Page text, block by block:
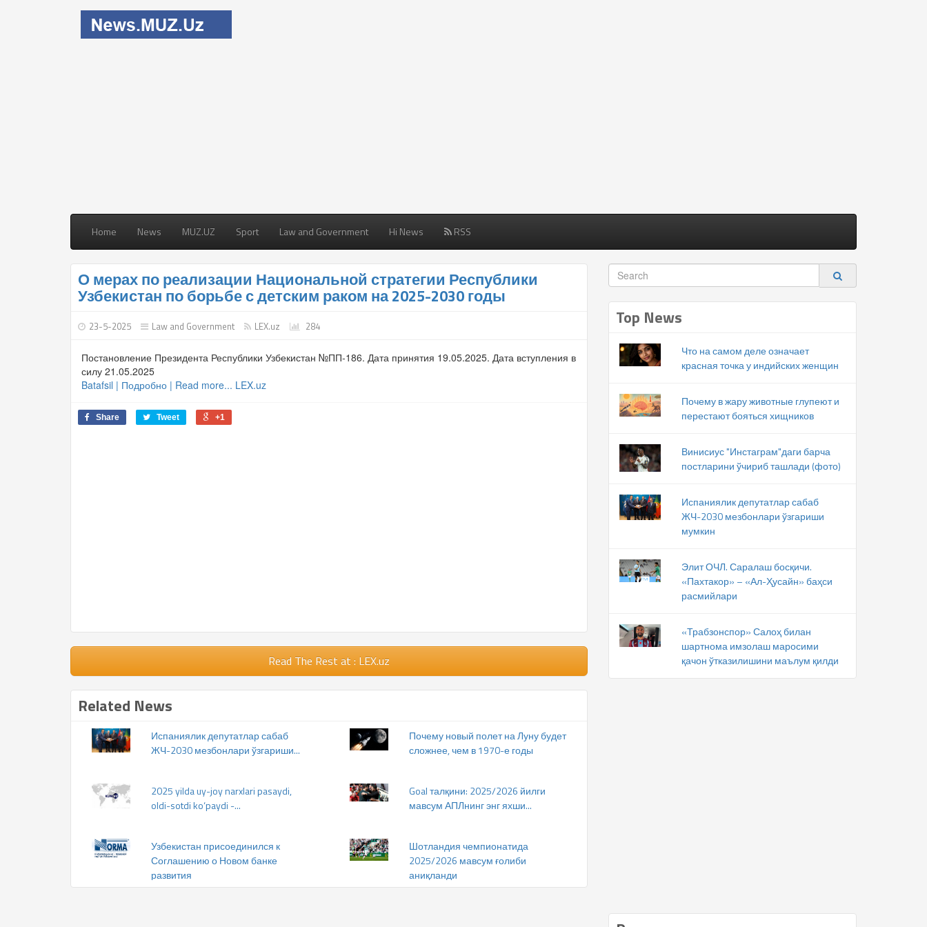
Home News MUZ.UZ Sport Law and Government Hi News RSS
О мерах по реализации Национальной стратегии Республики
Узбекистан по борьбе с детским раком на 2025-2030 годы
23-5-2025 Law and Government LEX.uz 284
Постановление Президента Республики Узбекистан №ПП-186. Дата принятия 19.05.2025. Дата вступления в
силу 21.05.2025
Batafsil | Подробно | Read more... LEX.uz
Share Tweet +1
Read The Rest at : LEX.uz
Related News
Испаниялик депутатлар сабаб
ЖЧ-2030 мезбонлари ўзгариши...
Почему новый полет на Луну будет
сложнее, чем в 1970-е годы
2025 yilda uy-joy narxlari pasaydi,
oldi-sotdi ko‘paydi -...
Goal талқини: 2025/2026 йилги
мавсум АПЛнинг энг яхши...
Узбекистан присоединился к
Соглашению о Новом банке
развития
Шотландия чемпионатида
2025/2026 мавсум ғолиби
аниқланди
Top News
Что на самом деле означает
красная точка у индийских женщин
Почему в жару животные глупеют и
перестают бояться хищников
Винисиус "Инстаграм"даги барча
постларини ўчириб ташлади (фото)
Испаниялик депутатлар сабаб
ЖЧ-2030 мезбонлари ўзгариши
мумкин
Элит ОЧЛ. Саралаш босқичи.
«Пахтакор» – «Ал-Ҳусайн» баҳси
расмийлари
«Трабзонспор» Салоҳ билан
шартнома имзолаш маросими
қачон ўтказилишини маълум қилди